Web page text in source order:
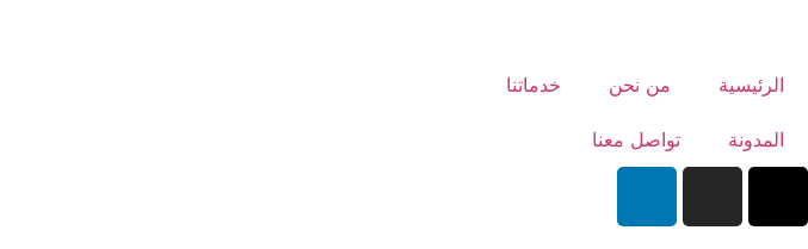
الرئيسية من نحن خدماتنا
المدونة تواصل معنا